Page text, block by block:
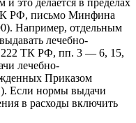
и это делается в пределах
РФ, письмо Минфина
Например, отдельным
лечебно-
222 ТК РФ, пп. 3 — 6, 15,
лечебно-
Приказом
Если нормы выдачи
в расходы включить